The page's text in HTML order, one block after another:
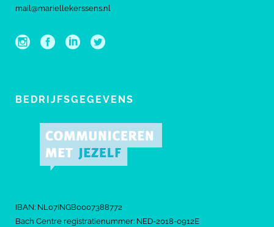
mail@mariellekerssens.nl
BEDRIJFSGEGEVENS
IBAN: NL07INGB0007388772
Bach Centre registratienummer: NED-2018-0912E